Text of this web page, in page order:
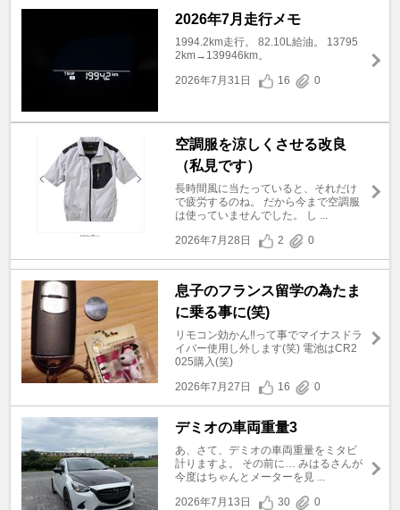
2026年7月走行メモ
1994.2km走行。 82.10L給油。 13795
2km→139946km。
2026年7月31日
16 0
空調服を涼しくさせる改良
（私見です）
長時間風に当たっていると、それだけ
で疲労するのね。 だから今まで空調服
は使っていませんでした。 し ...
2026年7月28日
2 0
息子のフランス留学の為たま
に乗る事に(笑)
リモコン効かん‼️って事でマイナスドラ
イバー使用し外します(笑) 電池はCR2
025購入(笑)
2026年7月27日
16 0
デミオの車両重量3
あ、さて、デミオの車両重量をミタビ
計りますよ。 その前に… みはるさんが
今度はちゃんとメーターを見 ...
2026年7月13日
30 0